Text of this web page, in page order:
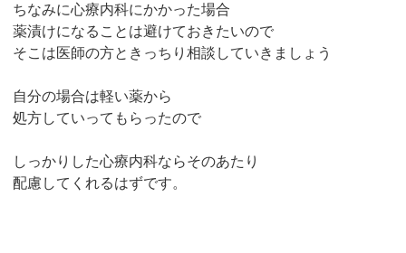
ちなみに心療内科にかかった場合
薬漬けになることは避けておきたいので
そこは医師の方ときっちり相談していきましょう
自分の場合は軽い薬から
処方していってもらったので
しっかりした心療内科ならそのあたり
配慮してくれるはずです。